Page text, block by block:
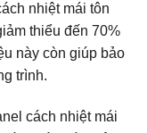
nhiệt mái tôn
thiểu đến 70%
này còn giúp bảo
trình.
cách nhiệt mái